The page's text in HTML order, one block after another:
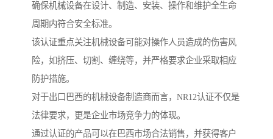
确保机械设备在设计、制造、安装、操作和维护全生命
周期内符合安全标准。
该认证重点关注机械设备可能对操作人员造成的伤害风
险，如挤压、切割、缠绕等，并严格要求企业采取相应
防护措施。
对于出口巴西的机械设备制造商而言，NR12认证不仅是
法律要求，更是企业市场竞争力的体现。
通过认证的产品可以在巴西市场合法销售，并获得客户